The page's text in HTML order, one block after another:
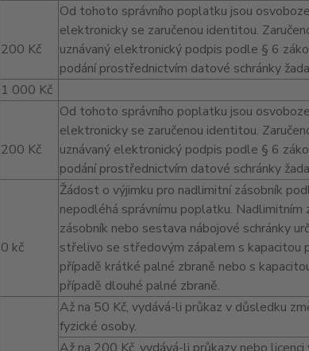
200 Kč
Od tohoto správního poplatku jsou
elektronicky se zaručenou identitou.
uznávaný elektronický podpis podle § 6
podání prostřednictvím datové schránky
1 000 Kč
200 Kč
Od tohoto správního poplatku jsou
elektronicky se zaručenou identitou.
uznávaný elektronický podpis podle § 6
podání prostřednictvím datové schránky
0 kč
Žádost o výjimku pro nadlimitní zásobník
nepodléhá správnímu poplatku. Nadlimitním
zásobník nebo sestava nábojové schránky
střelivo se středovým zápalem s kapacitou
případě krátké palné zbraně nebo s
případě dlouhé palné zbraně.
Až na 50 Kč, vydává-li průkaz v důsledku
fyzické osoby.